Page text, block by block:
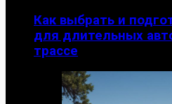
Как выбрать и
для длительных
трассе